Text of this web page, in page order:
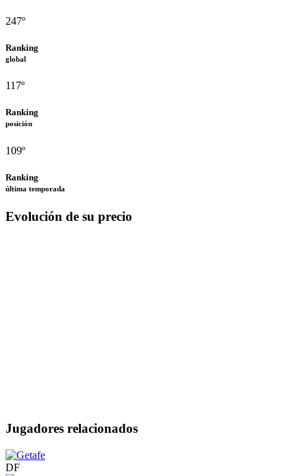
247º
Ranking
global
117º
Ranking
posición
109º
Ranking
última temporada
Evolución de su precio
Jugadores relacionados
DF